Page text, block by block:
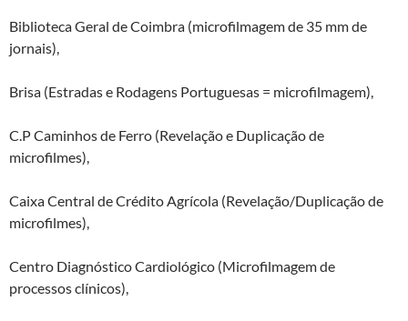
Biblioteca Geral de Coimbra (microfilmagem de 35 mm de
jornais),
Brisa (Estradas e Rodagens Portuguesas = microfilmagem),
C.P Caminhos de Ferro (Revelação e Duplicação de
microfilmes),
Caixa Central de Crédito Agrícola (Revelação/Duplicação de
microfilmes),
Centro Diagnóstico Cardiológico (Microfilmagem de
processos clínicos),